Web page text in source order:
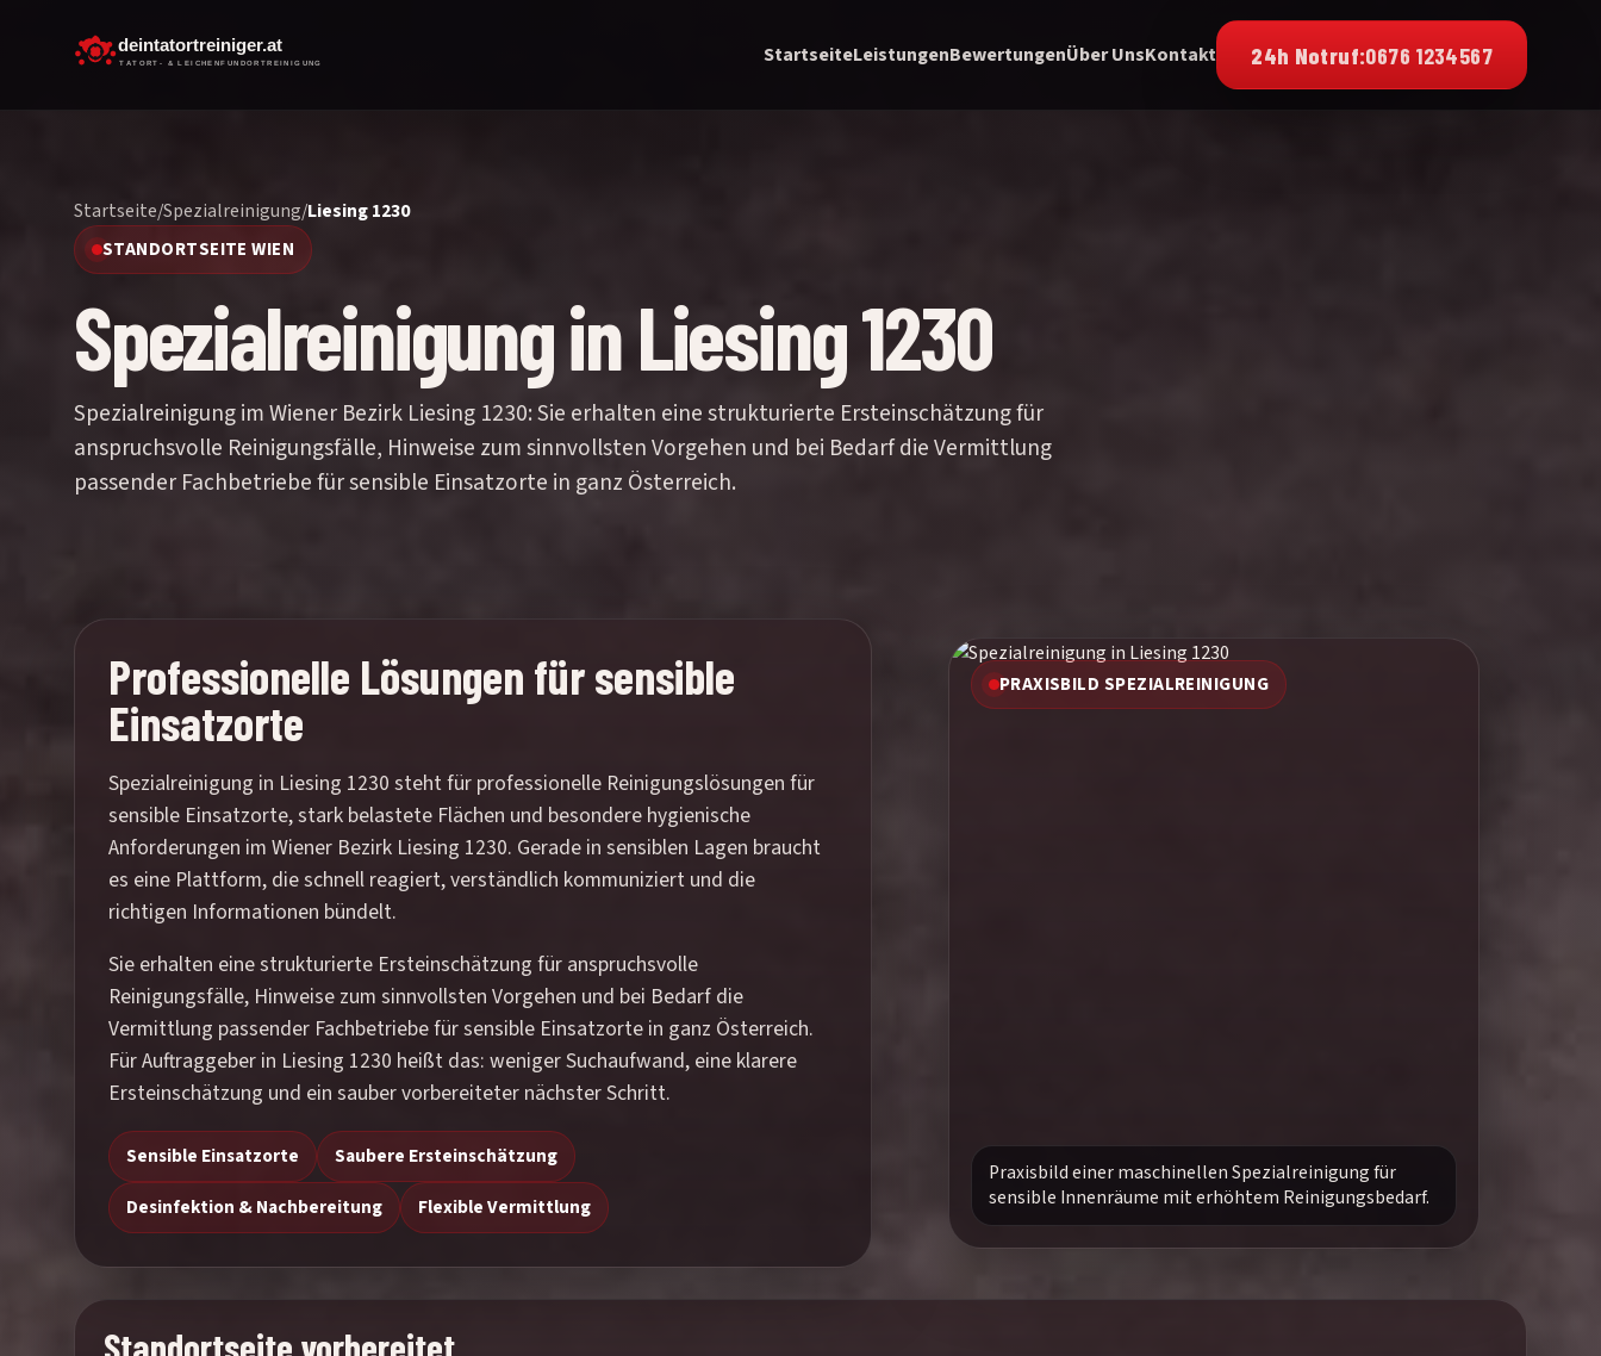
StartseiteLeistungenBewertungenÜber UnsKontakt 24h Notruf:0676 1234567
Startseite/Spezialreinigung/Liesing 1230
STANDORTSEITE WIEN
Spezialreinigung in Liesing 1230
Spezialreinigung im Wiener Bezirk Liesing 1230: Sie erhalten eine strukturierte Ersteinschätzung für
anspruchsvolle Reinigungsfälle, Hinweise zum sinnvollsten Vorgehen und bei Bedarf die Vermittlung
passender Fachbetriebe für sensible Einsatzorte in ganz Österreich.
Professionelle Lösungen für sensible
Einsatzorte
Spezialreinigung in Liesing 1230 steht für professionelle Reinigungslösungen für
sensible Einsatzorte, stark belastete Flächen und besondere hygienische
Anforderungen im Wiener Bezirk Liesing 1230. Gerade in sensiblen Lagen braucht
es eine Plattform, die schnell reagiert, verständlich kommuniziert und die
richtigen Informationen bündelt.
Sie erhalten eine strukturierte Ersteinschätzung für anspruchsvolle
Reinigungsfälle, Hinweise zum sinnvollsten Vorgehen und bei Bedarf die
Vermittlung passender Fachbetriebe für sensible Einsatzorte in ganz Österreich.
Für Auftraggeber in Liesing 1230 heißt das: weniger Suchaufwand, eine klarere
Ersteinschätzung und ein sauber vorbereiteter nächster Schritt.
Sensible Einsatzorte
Saubere Ersteinschätzung
Desinfektion & Nachbereitung
Flexible Vermittlung
PRAXISBILD SPEZIALREINIGUNG
Praxisbild einer maschinellen Spezialreinigung für
sensible Innenräume mit erhöhtem Reinigungsbedarf.
Standortseite vorbereitet